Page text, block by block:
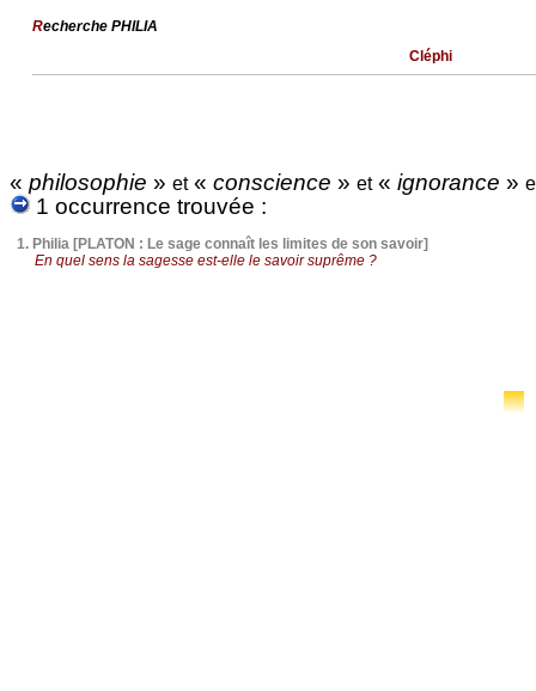
Recherche PHILIA
Cléphi
« philosophie » et« conscience » et« ignorance »
1 occurrence trouvée :
1. Philia [PLATON : Le sage connaît les limites de son savoir]
En quel sens la sagesse est-elle le savoir suprême ?